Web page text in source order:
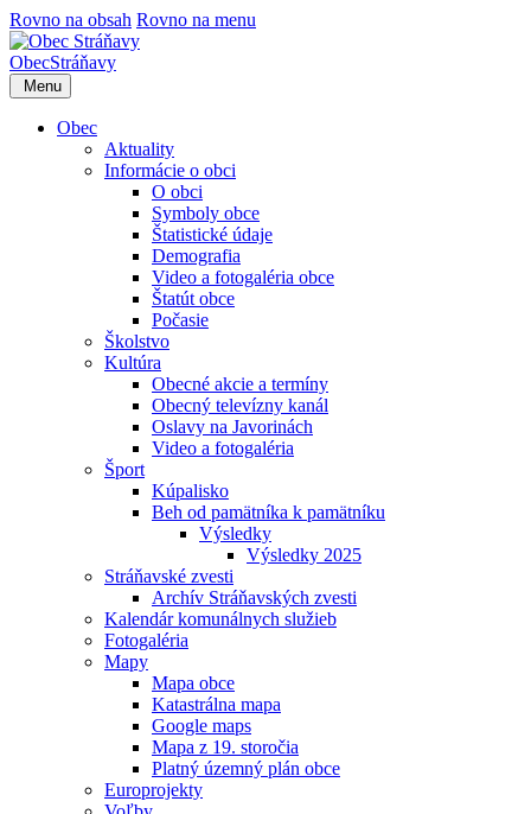
Rovno na obsah Rovno na menu
ObecStráňavy
Menu
Obec
Aktuality
Informácie o obci
O obci
Symboly obce
Štatistické údaje
Demografia
Video a fotogaléria obce
Štatút obce
Počasie
Školstvo
Kultúra
Obecné akcie a termíny
Obecný televízny kanál
Oslavy na Javorinách
Video a fotogaléria
Šport
Kúpalisko
Beh od pamätníka k pamätníku
Výsledky
Výsledky 2025
Stráňavské zvesti
Archív Stráňavských zvesti
Kalendár komunálnych služieb
Fotogaléria
Mapy
Mapa obce
Katastrálna mapa
Google maps
Mapa z 19. storočia
Platný územný plán obce
Europrojekty